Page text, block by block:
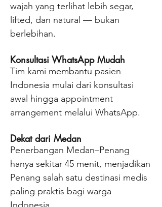
wajah yang terlihat lebih segar,
lifted, dan natural — bukan
berlebihan.
Konsultasi WhatsApp Mudah
Tim kami membantu pasien
Indonesia mulai dari konsultasi
awal hingga appointment
arrangement melalui WhatsApp.
Dekat dari Medan
Penerbangan Medan–Penang
hanya sekitar 45 menit, menjadikan
Penang salah satu destinasi medis
paling praktis bagi warga